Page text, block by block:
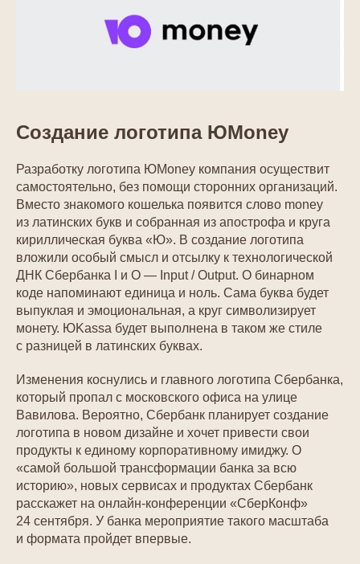
Создание логотипа ЮMoney
Разработку логотипа ЮMoney компания осуществит
самостоятельно, без помощи сторонних организаций.
Вместо знакомого кошелька появится слово money
из латинских букв и собранная из апострофа и круга
кириллическая буква «Ю». В создание логотипа
вложили особый смысл и отсылку к технологической
ДНК Сбербанка I и O — Input / Output. О бинарном
коде напоминают единица и ноль. Сама буква будет
выпуклая и эмоциональная, а круг символизирует
монету. ЮKassa будет выполнена в таком же стиле
с разницей в латинских буквах.
Изменения коснулись и главного логотипа Сбербанка,
который пропал с московского офиса на улице
Вавилова. Вероятно, Сбербанк планирует создание
логотипа в новом дизайне и хочет привести свои
продукты к единому корпоративному имиджу. О
«самой большой трансформации банка за всю
историю», новых сервисах и продуктах Сбербанк
расскажет на онлайн-конференции «СберКонф»
24 сентября. У банка мероприятие такого масштаба
и формата пройдет впервые.